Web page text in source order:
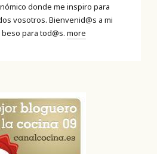
donde me inspiro para
vosotros. Bienvenid@s a mi
para tod@s. more